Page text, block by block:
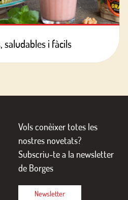
saludables i fàcils
Vols conèixer totes les
nostres novetats?
Subscriu-te a la newsletter
de Borges
Newsletter